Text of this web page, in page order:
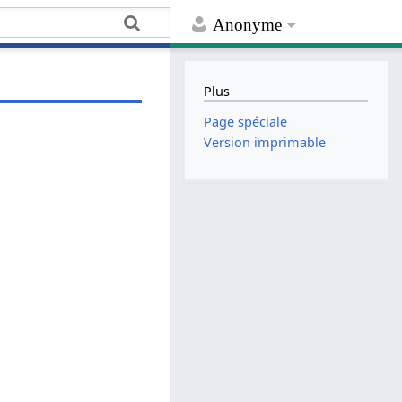
Anonyme
Plus
Page spéciale
Version imprimable